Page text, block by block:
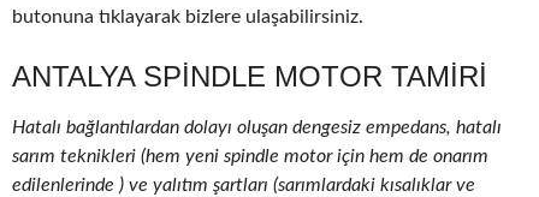
butonuna tıklayarak bizlere ulaşabilirsiniz.
ANTALYA SPINDLE MOTOR TAMIRI
Hatalı bağlantılardan dolayı oluşan dengesiz empedans, hatalı
sarım teknikleri (hem yeni spindle motor için hem de onarım
edilenlerinde ) ve yalıtım şartları (sarımlardaki kısalıklar ve